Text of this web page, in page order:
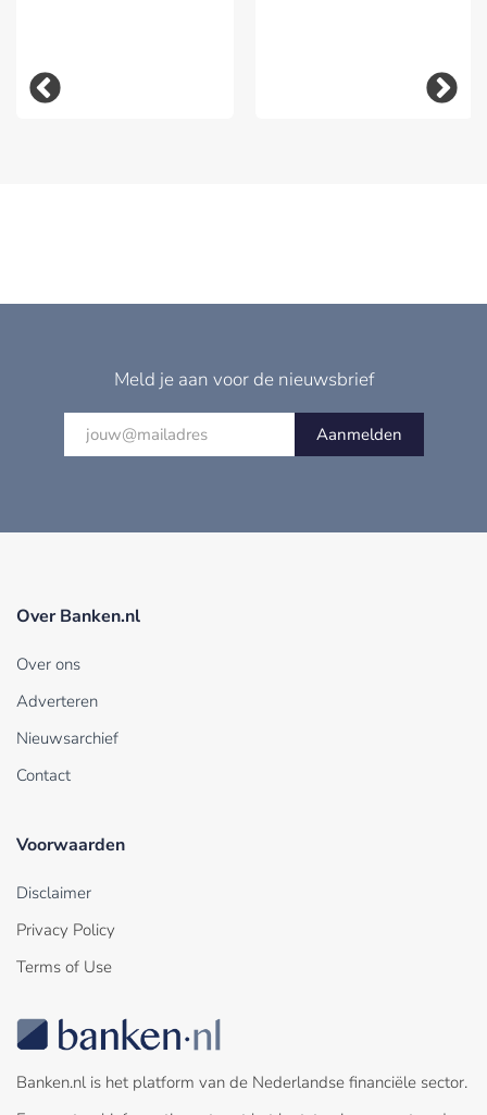
Meld je aan voor de nieuwsbrief
Aanmelden
Over Banken.nl
Over ons
Adverteren
Nieuwsarchief
Contact
Voorwaarden
Disclaimer
Privacy Policy
Terms of Use
Banken.nl is het platform van de Nederlandse financiële sector.